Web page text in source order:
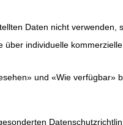
Daten nicht
individuelle
und «Wie verfügbar»